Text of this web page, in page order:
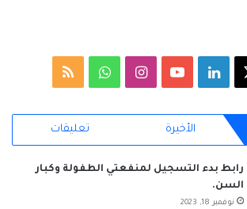
لينكدإن‫YouTubeانستقرامواتسابملخص
RSS الأخيرة تعليقات
رابط بدء التسجيل لمنفعتي الطفولة وكبار
السن.
نوفمبر 18, 2023